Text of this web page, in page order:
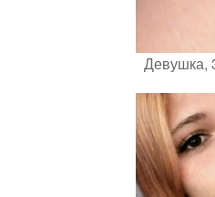
Девушка,